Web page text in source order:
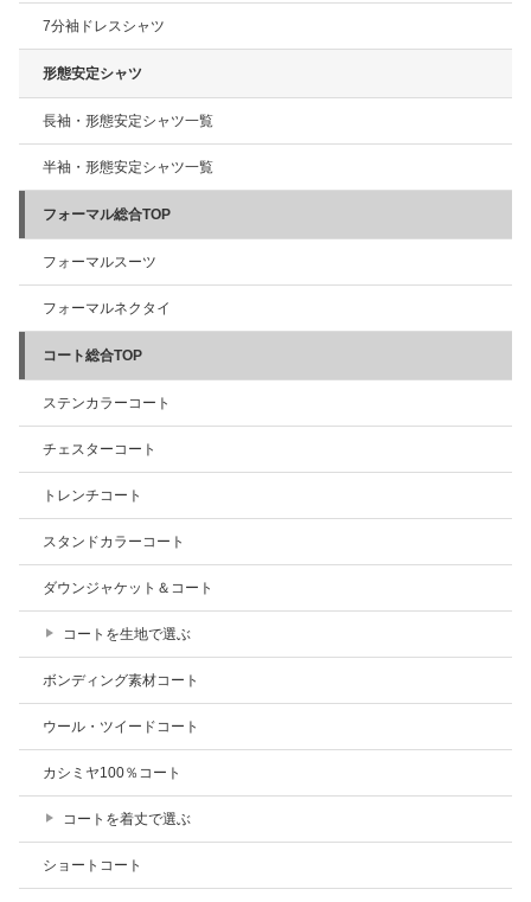
7分袖ドレスシャツ
形態安定シャツ
長袖・形態安定シャツ一覧
半袖・形態安定シャツ一覧
フォーマル総合TOP
フォーマルスーツ
フォーマルネクタイ
コート総合TOP
ステンカラーコート
チェスターコート
トレンチコート
スタンドカラーコート
ダウンジャケット＆コート
コートを生地で選ぶ
ボンディング素材コート
ウール・ツイードコート
カシミヤ100％コート
コートを着丈で選ぶ
ショートコート